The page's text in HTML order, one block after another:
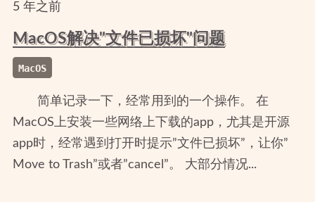
5年之前
MacOS解决"文件已损坏"问题
MacOS
简单记录一下，经常用到的一个操作。 在
MacOS上安装一些网络上下载的app，尤其是开源
app时，经常遇到打开时提示”文件已损坏”，让你”
Move to Trash”或者”cancel”。 大部分情况...